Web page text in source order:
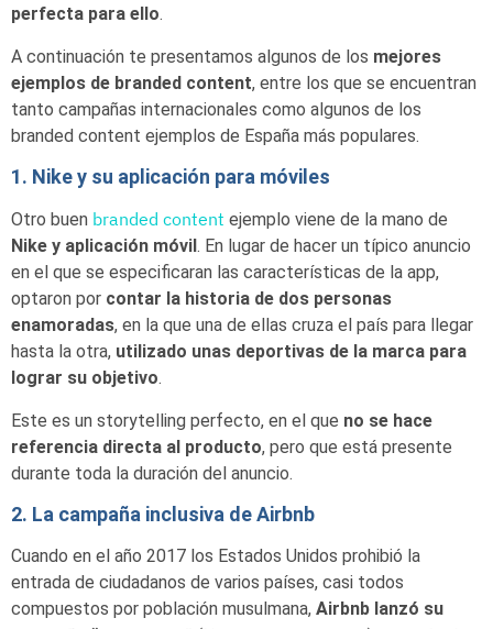
perfecta para ello.
A continuación te presentamos algunos de los mejores
ejemplos de branded content, entre los que se encuentran
tanto campañas internacionales como algunos de los
branded content ejemplos de España más populares.
1. Nike y su aplicación para móviles
Otro buen branded content ejemplo viene de la mano de
Nike y aplicación móvil. En lugar de hacer un típico anuncio
en el que se especificaran las características de la app,
optaron por contar la historia de dos personas
enamoradas, en la que una de ellas cruza el país para llegar
hasta la otra, utilizado unas deportivas de la marca para
lograr su objetivo.
Este es un storytelling perfecto, en el que no se hace
referencia directa al producto, pero que está presente
durante toda la duración del anuncio.
2. La campaña inclusiva de Airbnb
Cuando en el año 2017 los Estados Unidos prohibió la
entrada de ciudadanos de varios países, casi todos
compuestos por población musulmana, Airbnb lanzó su